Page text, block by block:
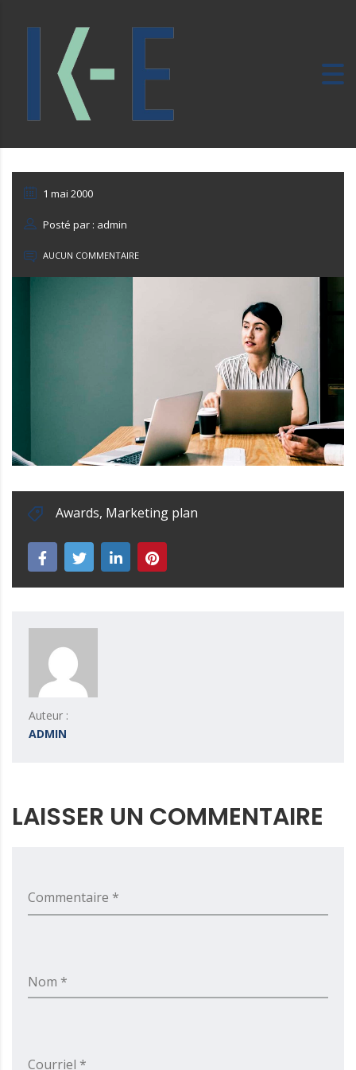
1 mai 2000
Posté par : admin
AUCUN COMMENTAIRE
Awards, Marketing plan
Auteur :
ADMIN
LAISSER UN COMMENTAIRE
Commentaire *
Nom *
Courriel *